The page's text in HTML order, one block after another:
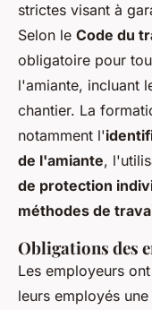
strictes visant à
Selon le Code du
obligatoire pour
l'amiante, incluant
chantier. La
notamment l'
de l'amiante,
de protection
méthodes de
Obligations des
Les employeurs
leurs employés